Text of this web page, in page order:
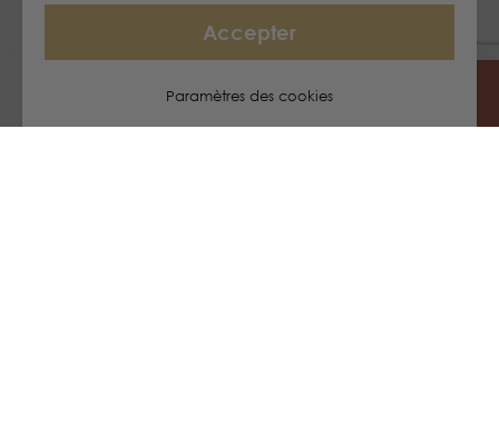
Accepter
Paramètres des cookies